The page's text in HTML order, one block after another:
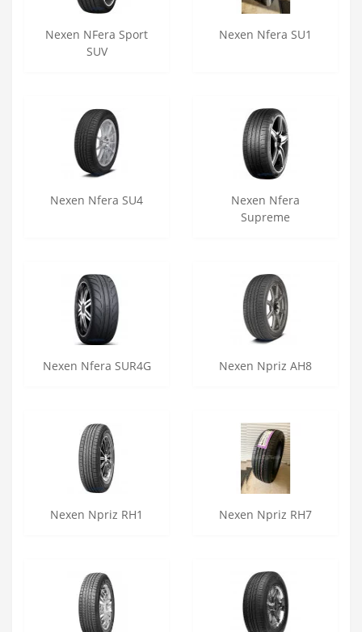
Nexen NFera Sport
SUV
Nexen Nfera SU1
Nexen Nfera SU4
Nexen Nfera
Supreme
Nexen Nfera SUR4G Nexen Npriz AH8
Nexen Npriz RH1 Nexen Npriz RH7